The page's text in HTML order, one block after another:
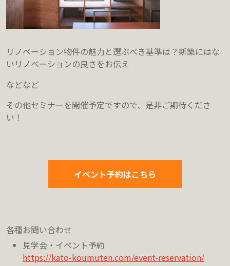
リノベーション物件の魅力と選ぶべき基準は？新築にはな
いリノベーションの良さをお伝え
などなど
その他セミナーを開催予定ですので、是非ご期待くださ
い！
イベント予約はこちら
各種お問い合わせ
見学会・イベント予約
https://kato-koumuten.com/event-reservation/